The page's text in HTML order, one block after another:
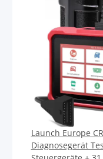
Launch Europe
Diagnosegerät